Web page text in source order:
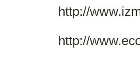
http://
http://